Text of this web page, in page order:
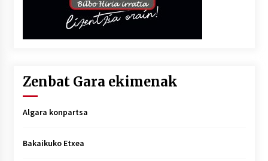
Zenbat Gara ekimenak
Algara konpartsa
Bakaikuko Etxea